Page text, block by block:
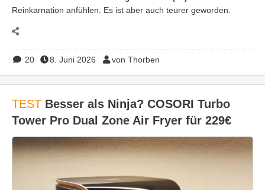
Reinkarnation anfühlen. Es ist aber auch teurer geworden.
20 8. Juni 2026 von Thorben
TEST Besser als Ninja? COSORI Turbo
Tower Pro Dual Zone Air Fryer für 229€